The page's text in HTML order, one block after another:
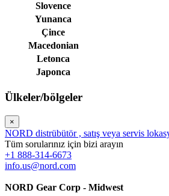
Slovence
Yunanca
Çince
Macedonian
Letonca
Japonca
Ülkeler/bölgeler
×
NORD distrübütör , satış veya servis
Tüm sorularınız için bizi arayın
+1 888-314-6673
info.us@nord.com
NORD Gear Corp - Midwest